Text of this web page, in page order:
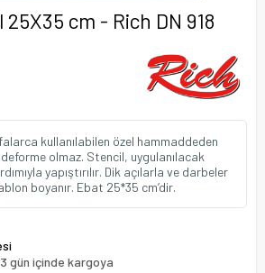
cm - Rich DN 918
kullanılabilen özel hammaddeden
olmaz. Stencil, uygulanılacak
yapıştırılır. Dik açılarla ve darbeler
boyanır. Ebat 25*35 cm’dir.
gün içinde kargoya